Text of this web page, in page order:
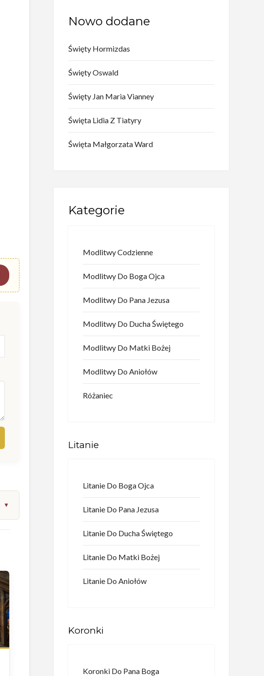
Nowo dodane
Święty Hormizdas
Święty Oswald
Święty Jan Maria Vianney
Święta Lidia Z Tiatyry
Święta Małgorzata Ward
Kategorie
Modlitwy Codzienne
Modlitwy Do Boga Ojca
Modlitwy Do Pana Jezusa
Modlitwy Do Ducha Świętego
Modlitwy Do Matki Bożej
Modlitwy Do Aniołów
Różaniec
Litanie
Litanie Do Boga Ojca
Litanie Do Pana Jezusa
Litanie Do Ducha Świętego
Litanie Do Matki Bożej
Litanie Do Aniołów
Koronki
Koronki Do Pana Boga